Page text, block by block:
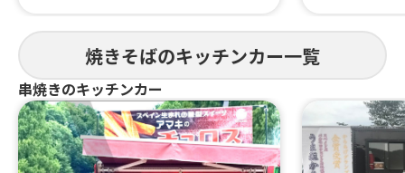
れ肉乗せ、【季節限定トッピング】お
やじの野菜まし、ナポリタン風焼きそ
ば「ミニナポ焼き」、ナポリタン風焼
きそば「ナポ焼き」900、炙り豚バラ
飯、ドーナッツ、デコレーションドー
ナッツ、アメリカンドッグ、串フラン
ク、ポテトフライ、シャカシャカポテ
ト、チーズナポ焼きドッグ、ナポ焼き
ばバーガー(2
とろふわオ
の唐揚げ&コ
唐揚げ&ポテ
げ、中途半端
玉とんぺい焼
ば、特製ソー
焼きそばのキッチンカー一覧
串焼きのキッチンカー